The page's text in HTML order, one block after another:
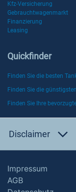
Kfz-Versicherung
Gebrauchtwagenmarkt
Finanzierung
Leasing
Quickfinder
Finden Sie die besten
Finden Sie die
Finden Sie Ihre
Disclaimer
Impressum
AGB